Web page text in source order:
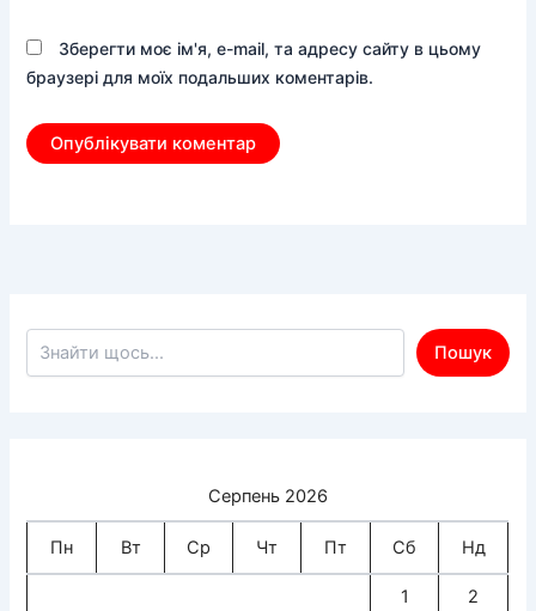
Зберегти моє ім'я, e-mail, та адресу сайту в цьому
браузері для моїх подальших коментарів.
Пошук
Серпень 2026
Пн Вт Ср Чт Пт Сб Нд
1 2